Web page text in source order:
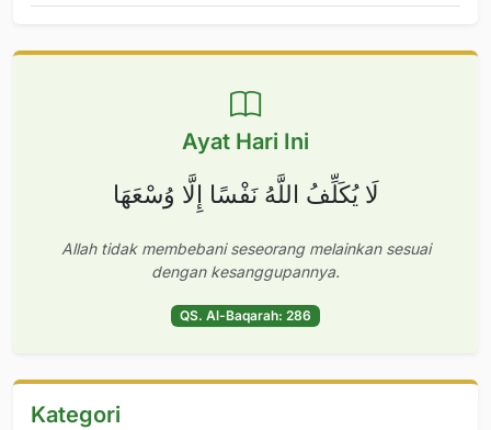
Ayat Hari Ini
لَا يُكَلِّفُ اللَّهُ نَفْسًا إِلَّا وُسْعَهَا
Allah tidak membebani seseorang melainkan sesuai
dengan kesanggupannya.
QS. Al-Baqarah: 286
Kategori